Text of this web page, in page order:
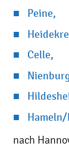
Peine,
Celle,
nach